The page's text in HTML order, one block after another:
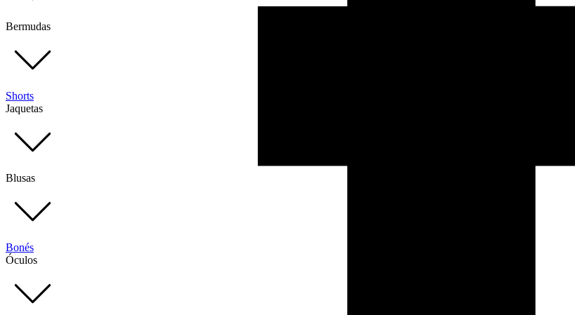
Bermudas
Shorts
Jaquetas
Blusas
Bonés
Óculos